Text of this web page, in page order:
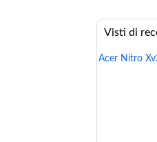
Visti di
Acer Nitro